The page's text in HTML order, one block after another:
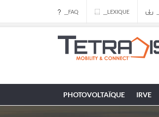
__FAQ __LEXIQUE
PHOTOVOLTAÏQUE IRVE